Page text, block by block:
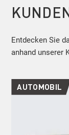
Entdecken Sie
anhand unserer
AUTOMOBIL